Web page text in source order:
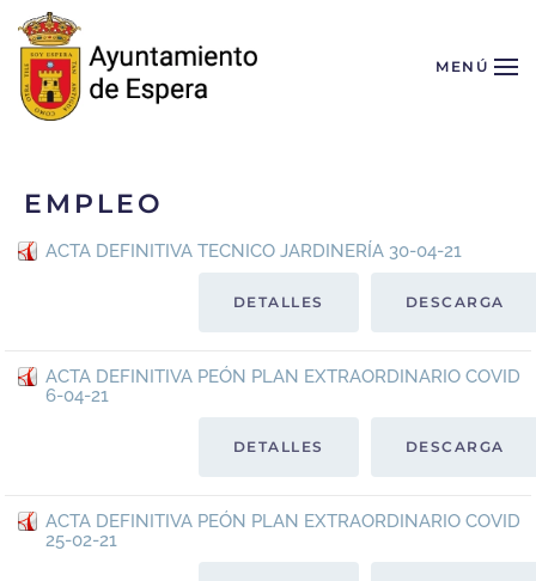
Skip to main content MENÚ
EMPLEO
ACTA DEFINITIVA TECNICO JARDINERÍA 30-04-21
DESCARGA
DETALLES
ACTA DEFINITIVA PEÓN PLAN EXTRAORDINARIO COVID
6-04-21
DESCARGA
DETALLES
ACTA DEFINITIVA PEÓN PLAN EXTRAORDINARIO COVID
25-02-21